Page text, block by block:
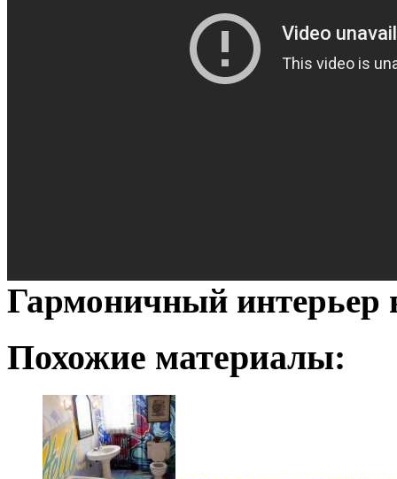
Гармоничный интерьер
Похожие материалы: